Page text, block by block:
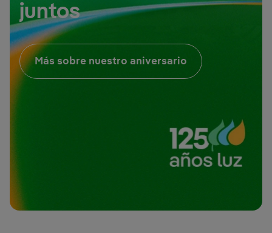
juntos
Más sobre nuestro aniversario Link externo,